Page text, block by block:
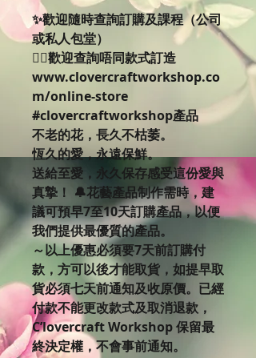
✨歡迎隨時查詢訂購及課程（公司
或私人包堂）
👉🏻歡迎查詢唔同款式訂造
www.clovercraftworkshop.co
m/online-store
#clovercraftworkshop產品
不老的花，長久不枯萎。
恆久的愛，永遠保鮮。
送給至愛，永久保存感受這份愛與
真摯！ 🔔花藝產品制作需時，建
議可預早7至10天訂購產品，以便
我們提供最優質的產品。
～以上優惠必須要7天前訂購付
款，方可以後才能取貨，如提早取
貨必須七天前通知及收原價。已經
付款不能更改款式及取消退款，
C’lovercraft Workshop 保留最
終決定權，不會事前通知。